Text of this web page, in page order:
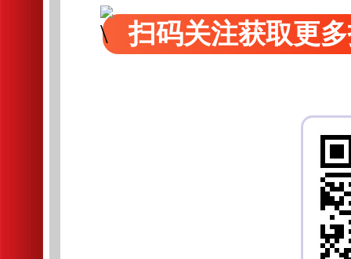
扫码关注获取更